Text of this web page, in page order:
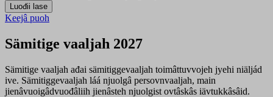
Keejâ puoh
Sämitige vaaljah 2027
Sämitige vaaljah ađai sämitiggevaaljah toimâttuvvojeh jyehi niäljád
ive. Sämitiggevaaljah láá njuolgâ persovnvaaljah, main
jienâvuoigâdvuođâliih jienâsteh njuolgist ovtâskâs iävtukkâsâid.